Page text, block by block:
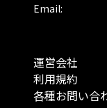
Email:
運営会社
利用規約
各種お問い合